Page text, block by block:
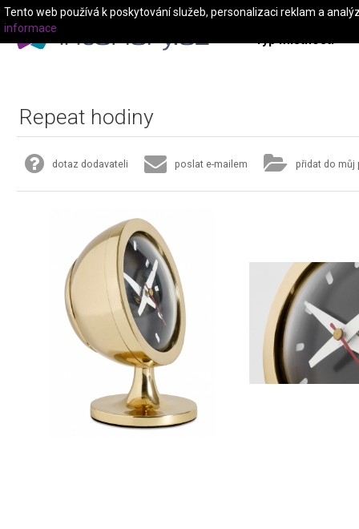
Typ místnosti
Repeat hodiny
dotaz dodavateli poslat e-mailem přidat do můj
Tento web používá k poskytování služeb, personalizaci reklam a
informace